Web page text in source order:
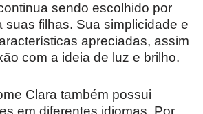
sendo escolhido por
suas filhas. Sua simplicidade e
apreciadas, assim
com a ideia de luz e brilho.
Clara também possui
em diferentes idiomas. Por